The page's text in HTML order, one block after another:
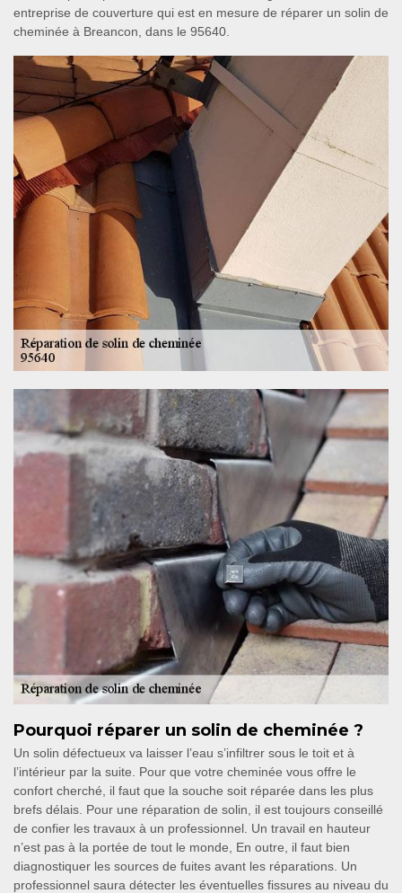
entreprise de couverture qui est en mesure de réparer un solin de
cheminée à Breancon, dans le 95640.
Pourquoi réparer un solin de cheminée ?
Un solin défectueux va laisser l’eau s’infiltrer sous le toit et à
l’intérieur par la suite. Pour que votre cheminée vous offre le
confort cherché, il faut que la souche soit réparée dans les plus
brefs délais. Pour une réparation de solin, il est toujours conseillé
de confier les travaux à un professionnel. Un travail en hauteur
n’est pas à la portée de tout le monde, En outre, il faut bien
diagnostiquer les sources de fuites avant les réparations. Un
professionnel saura détecter les éventuelles fissures au niveau du